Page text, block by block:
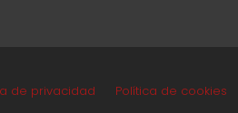
de privacidad Política de cookies